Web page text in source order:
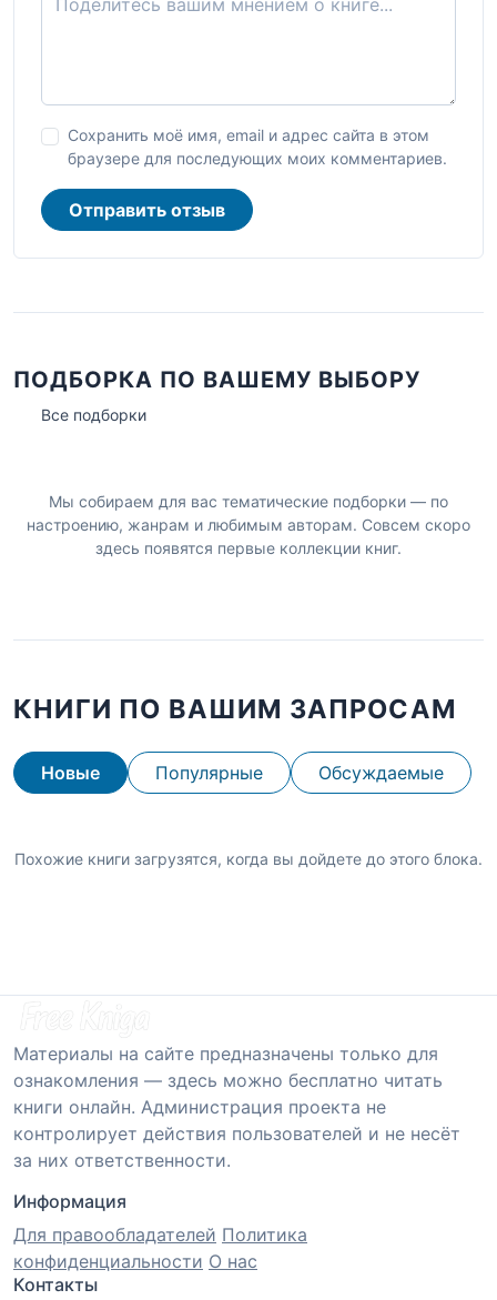
Сохранить моё имя, email и адрес сайта в этом
браузере для последующих моих комментариев.
Отправить отзыв
ПОДБОРКА ПО ВАШЕМУ ВЫБОРУ
Все подборки
Мы собираем для вас тематические подборки — по
настроению, жанрам и любимым авторам. Совсем скоро
здесь появятся первые коллекции книг.
КНИГИ ПО ВАШИМ ЗАПРОСАМ
Новые Популярные Обсуждаемые
Похожие книги загрузятся, когда вы дойдете до этого блока.
Материалы на сайте предназначены только для
ознакомления — здесь можно бесплатно читать
книги онлайн. Администрация проекта не
контролирует действия пользователей и не несёт
за них ответственности.
Информация
Для правообладателей Политика
конфиденциальности О нас
Контакты